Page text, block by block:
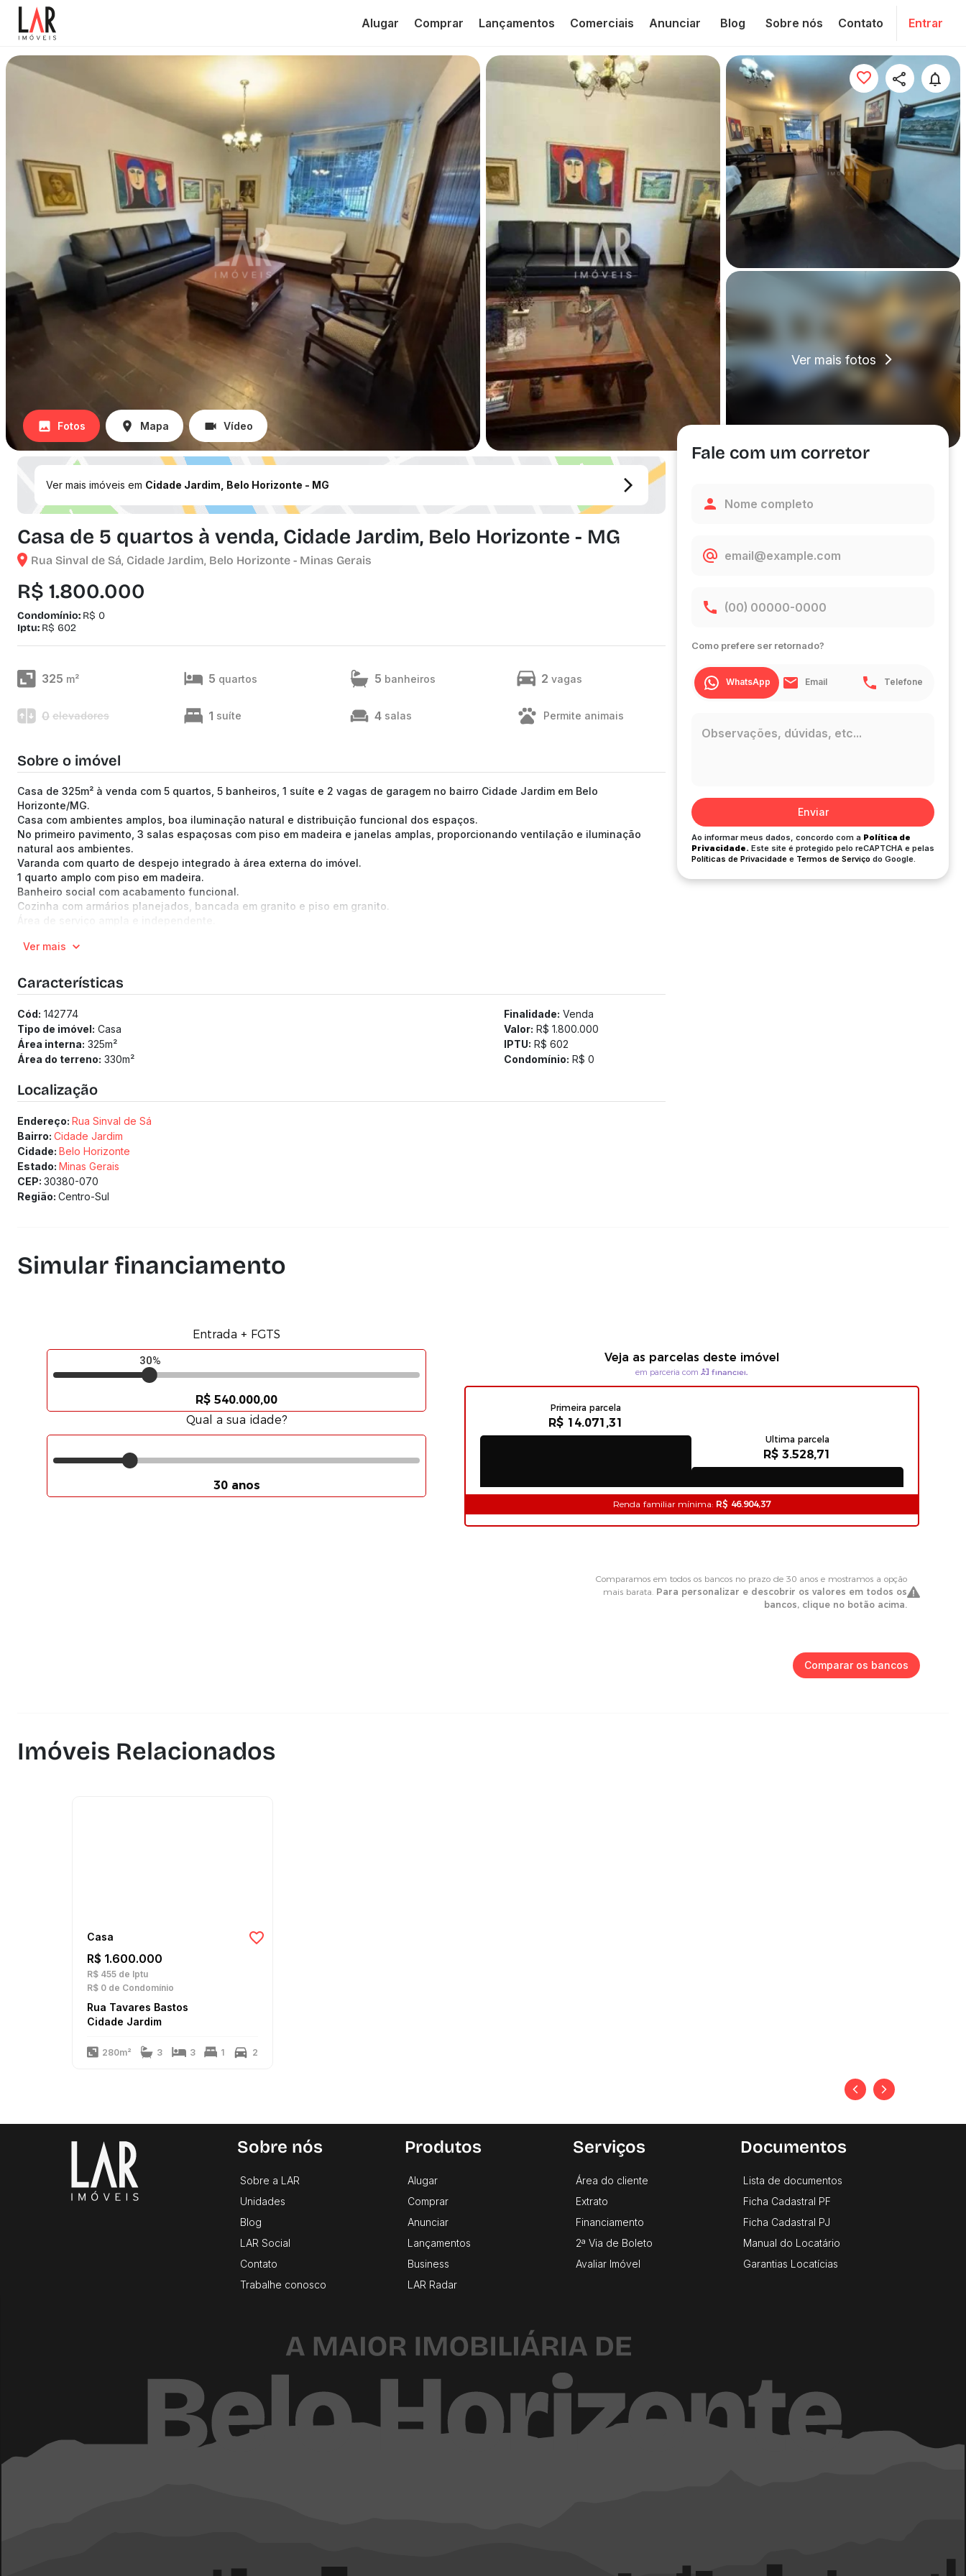
Alugar Comprar Lançamentos Comerciais Anunciar Blog Sobre nós Contato Entrar
Ver mais fotos
Fotos Mapa Vídeo
Ver mais imóveis em Cidade Jardim, Belo Horizonte - MG
Casa de 5 quartos à venda, Cidade Jardim, Belo Horizonte - MG
Rua Sinval de Sá, Cidade Jardim, Belo Horizonte - Minas Gerais
R$ 1.800.000
Condomínio: R$ 0
Iptu: R$ 602
325 m² 5 quartos 5 banheiros 2 vagas
0 elevadores 1 suíte 4 salas Permite animais
Sobre o imóvel
Casa de 325m² à venda com 5 quartos, 5 banheiros, 1 suíte e 2 vagas de garagem no bairro Cidade Jardim em Belo
Horizonte/MG.
Casa com ambientes amplos, boa iluminação natural e distribuição funcional dos espaços.
No primeiro pavimento, 3 salas espaçosas com piso em madeira e janelas amplas, proporcionando ventilação e iluminação
natural aos ambientes.
Varanda com quarto de despejo integrado à área externa do imóvel.
1 quarto amplo com piso em madeira.
Banheiro social com acabamento funcional.
Cozinha com armários planejados, bancada em granito e piso em granito.
Área de serviço ampla e independente.
5 quartos no total, sendo 4 dormitórios com armários planejados e 1 suíte máster com closet, varanda e banheiro com banheira.
2 vagas de garagem.
O imóvel está localizado próximo à Avenida Prudente de Morais, Avenida Raja Gabaglia, ao Colégio São Paulo e ao Instituto
Cultural Manoel Antônio de Carvalho, com fácil acesso a comércios, serviços e principais vias da região.
(Os preços e informações poderão sofrer mudanças. Solicitamos a confirmação com nossa equipe).
Ver mais
Características
Cód: 142774
Tipo de imóvel: Casa
Área interna: 325m²
Área do terreno: 330m²
Finalidade: Venda
Valor: R$ 1.800.000
IPTU: R$ 602
Condomínio: R$ 0
Localização
Endereço: Rua Sinval de Sá
Bairro: Cidade Jardim
Cidade: Belo Horizonte
Estado: Minas Gerais
CEP: 30380-070
Região: Centro-Sul
Fale com um corretor
Como prefere ser retornado?
WhatsApp Email Telefone
Enviar
Ao informar meus dados, concordo com a Política de
Privacidade. Este site é protegido pelo reCAPTCHA e pelas
Políticas de Privacidade e Termos de Serviço do Google.
Simular financiamento
Comparar os bancos
Imóveis Relacionados
Casa
R$ 1.600.000
R$ 455 de Iptu
R$ 0 de Condomínio
Rua Tavares Bastos
Cidade Jardim
280m² 3 3 1 2
Sobre nós
Sobre a LAR
Unidades
Blog
LAR Social
Contato
Trabalhe conosco
Produtos
Alugar
Comprar
Anunciar
Lançamentos
Business
LAR Radar
Serviços
Área do cliente
Extrato
Financiamento
2ª Via de Boleto
Avaliar Imóvel
Documentos
Lista de documentos
Ficha Cadastral PF
Ficha Cadastral PJ
Manual do Locatário
Garantias Locatícias